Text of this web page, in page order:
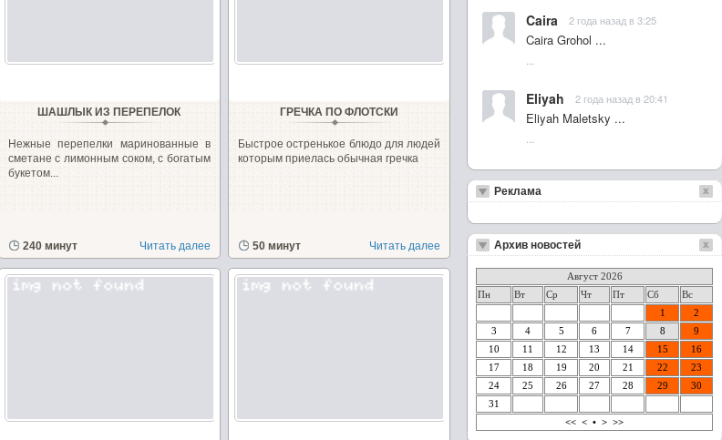
ШАШЛЫК ИЗ ПЕРЕПЕЛОК
Нежные перепелки маринованные в
сметане с лимонным соком, с богатым
букетом...
240 минут Читать далее
ГРЕЧКА ПО ФЛОТСКИ
Быстрое остренькое блюдо для людей
которым приелась обычная гречка
50 минут Читать далее
Caira 2 года назад в 3:25
Caira Grohol ...
Eliyah 2 года назад в 20:41
Eliyah Maletsky ...
Реклама
Архив новостей
Август 2026
Пн
Вт Ср Чт Пт Сб
Вс
1
2
3
4 5 6 7 8
9
10
11 12 13 14 15
16
17
18 19 20 21 22
23
24
25 26 27 28 29
30
31
<< < • > >>